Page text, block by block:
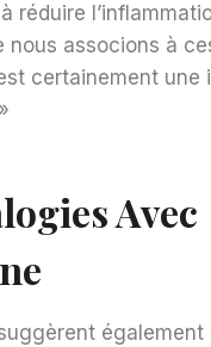
réduire
nous associons à
certainement une
Avec
également